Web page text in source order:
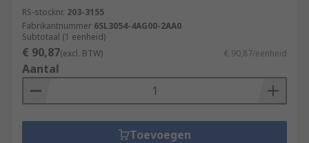
RS-stocknr. 203-3155
Fabrikantnummer 6SL3054-4AG00-2AA0
Subtotaal (1 eenheid)
€ 90,87(excl. BTW) € 90,87/eenheid
Aantal
Toevoegen